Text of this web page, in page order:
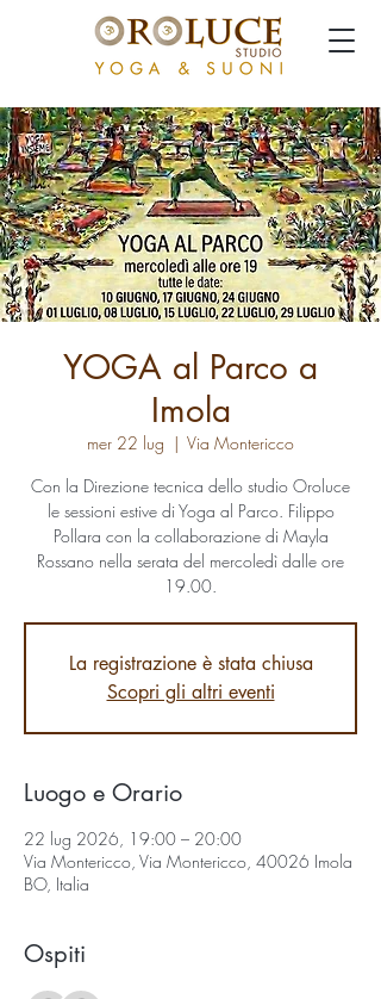
YOGA al Parco a
Imola
mer 22 lug
  |
Via Montericco
Con la Direzione tecnica dello studio Oroluce
le sessioni estive di Yoga al Parco. Filippo
Pollara con la collaborazione di Mayla
Rossano nella serata del mercoledì dalle ore
19.00.
La registrazione è stata chiusa
Scopri gli altri eventi
Luogo e Orario
22 lug 2026, 19:00 – 20:00
Via Montericco, Via Montericco, 40026 Imola
BO, Italia
Ospiti